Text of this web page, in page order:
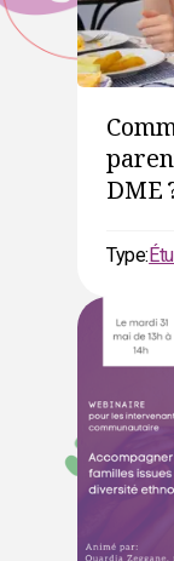
DME
Type: